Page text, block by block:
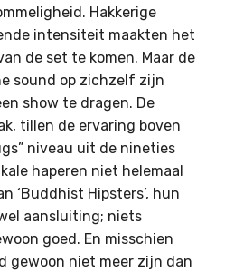
Hakkerige
intensiteit maakten het
de set te komen. Maar de
sound op zichzelf zijn
show te dragen. De
tillen de ervaring boven
niveau uit de nineties
haperen niet helemaal
‘Buddhist Hipsters’, hun
aansluiting; niets
goed. En misschien
gewoon niet meer zijn dan